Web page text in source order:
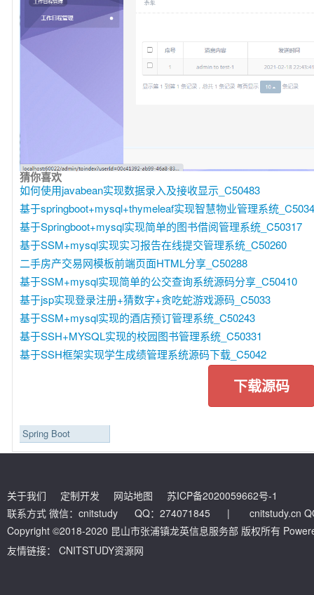
猜你喜欢
如何使用javabean实现数据录入及接收显示_C50483
基于springboot+mysql+thymeleaf实现智慧物业管理系统
基于Springboot+mysql实现简单的图书借阅管理系统_C50317
基于SSM+mysql实现实习报告在线提交管理系统_C50260
二手房产交易网模板前端页面HTML分享_C50288
基于SSM+mysql实现简单的公交查询系统源码分享_C50410
基于jsp实现登录注册+猜数字+贪吃蛇游戏源码_C5033
基于SSM+mysql实现的酒店预订管理系统_C50243
基于SSH+MYSQL实现的校园图书管理系统_C50331
基于SSH框架实现学生成绩管理系统源码下载_C5042
下载源码
Spring Boot
关于我们 定制开发 网站地图
苏ICP备2020059662号-1
联系方式 微信：cnitstudy QQ：274071845
|
cnitstudy.cn
Copyright ©2018-2020 昆山市张浦镇龙英信息服务部 版权所有
友情链接：
CNITSTUDY资源网